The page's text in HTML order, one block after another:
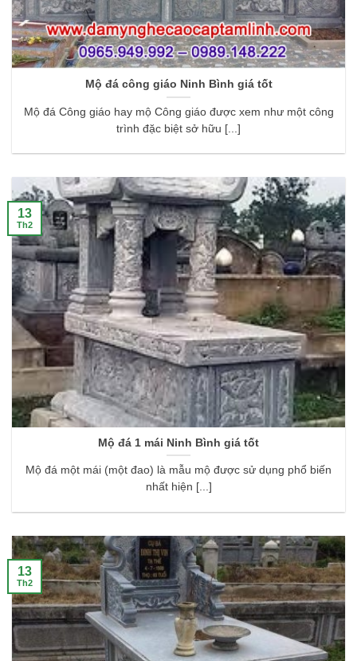
Mộ đá công giáo Ninh Bình giá tốt
Mộ đá Công giáo hay mộ Công giáo được xem như một công
trình đặc biệt sở hữu [...]
Mộ đá 1 mái Ninh Bình giá tốt
Mộ đá một mái (một đao) là mẫu mộ được sử dụng phổ biến
nhất hiện [...]
13
Th2
13
Th2